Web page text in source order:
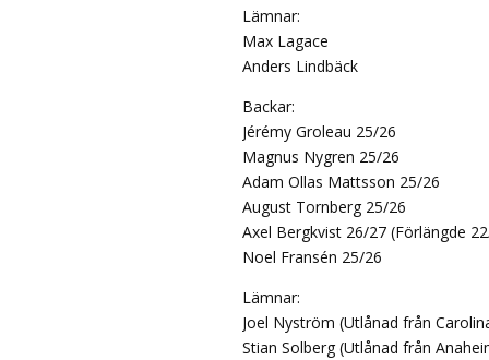
Lämnar:
Max Lagace
Anders Lindbäck
Backar:
Jérémy Groleau 25/26
Magnus Nygren 25/26
Adam Ollas Mattsson 25/26
August Tornberg 25/26
Axel Bergkvist 26/27 (Förlängde
Noel Fransén 25/26
Lämnar:
Joel Nyström (Utlånad från
Stian Solberg (Utlånad från